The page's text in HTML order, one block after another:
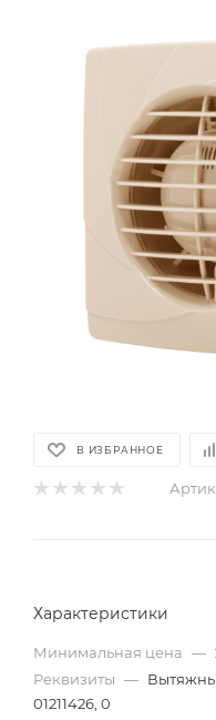
В ИЗБРАННОЕ
Характеристики
Минимальная цена —
Реквизиты —
01211426, 0